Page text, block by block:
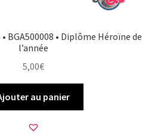
BGA500008 • Diplôme Héroïne de
l’année
5,00€
au panier